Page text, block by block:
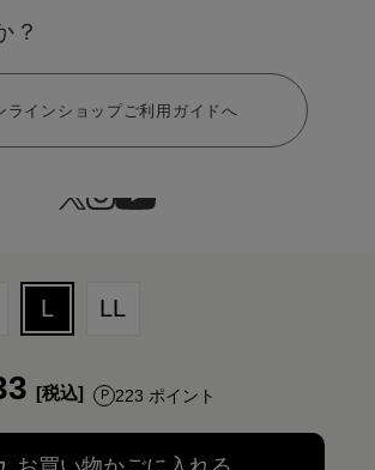
？
ラインショップご利用ガイドへ
L LL
223 ポイント